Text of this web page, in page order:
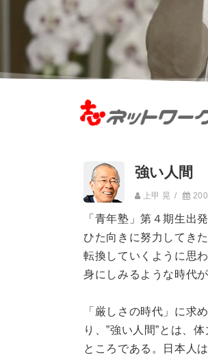
強い人間
上甲 晃 /
「青年塾」第４期生出
ひた向きに努力してき
転換していくように思
身にしみるような時代
「厳しさの時代」に求
り、”強い人間”とは、
ところである。日本人